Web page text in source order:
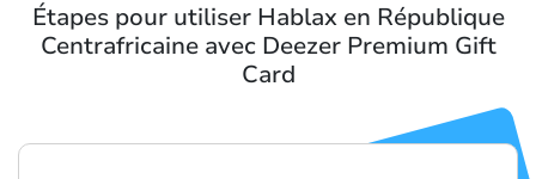
Étapes pour utiliser Hablax en République
Centrafricaine avec Deezer Premium Gift
Card